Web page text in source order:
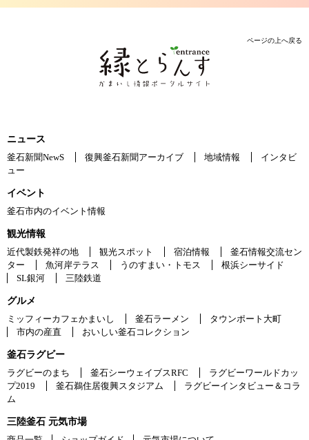
ページの上へ戻る
ニュース
釜石新聞NewS
復興釜石新聞アーカイブ 地域情報
インタビ
ュー
イベント
釜石市内のイベント情報
観光情報
近代製鉄発祥の地
観光スポット 宿泊情報
釜石情報交流セン
ター
魚河岸テラス うのすまい・トモス
根浜シーサイド
SL銀河
三陸鉄道
グルメ
ミッフィーカフェかまいし
釜石ラーメン
タウンポート大町
市内の産直
おいしい釜石コレクション
釜石ラグビー
ラグビーのまち
釜石シーウェイブスRFC
ラグビーワールドカッ
プ2019
釜石鵜住居復興スタジアム
ラグビーインタビュー＆コラ
ム
三陸釜石 元気市場